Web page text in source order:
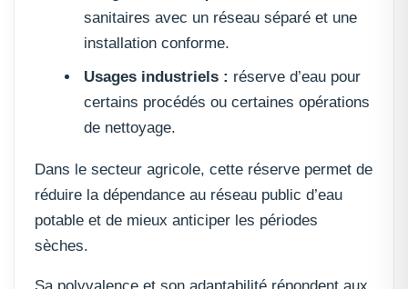
sanitaires avec un réseau séparé et une
installation conforme.
Usages industriels : réserve d’eau pour
certains procédés ou certaines opérations
de nettoyage.
Dans le secteur agricole, cette réserve permet de
réduire la dépendance au réseau public d’eau
potable et de mieux anticiper les périodes
sèches.